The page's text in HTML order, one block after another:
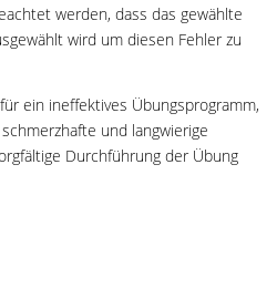
werden, dass das gewählte
wird um diesen Fehler zu
ein ineffektives Übungsprogramm,
und langwierige
Durchführung der Übung